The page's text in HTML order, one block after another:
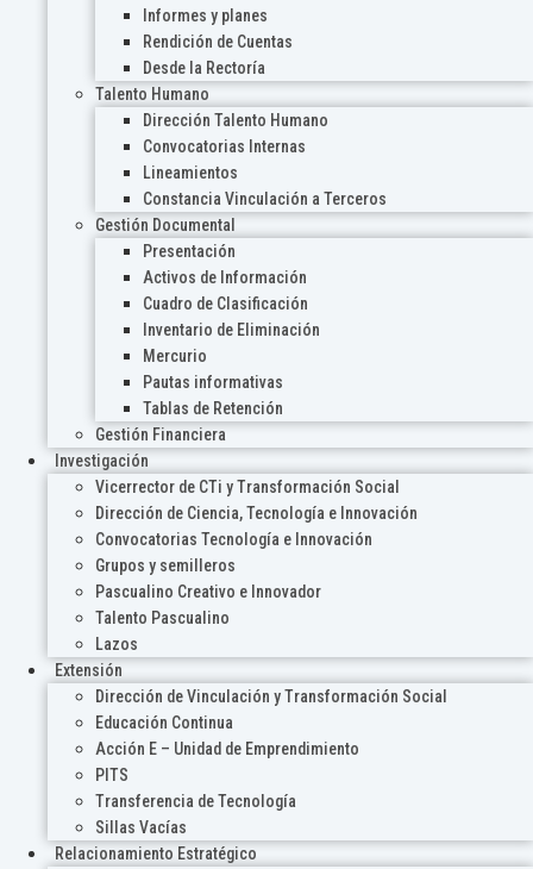
Informes y planes
Rendición de Cuentas
Desde la Rectoría
Talento Humano
Dirección Talento Humano
Convocatorias Internas
Lineamientos
Constancia Vinculación a Terceros
Gestión Documental
Presentación
Activos de Información
Cuadro de Clasificación
Inventario de Eliminación
Mercurio
Pautas informativas
Tablas de Retención
Gestión Financiera
Investigación
Vicerrector de CTi y Transformación Social
Dirección de Ciencia, Tecnología e Innovación
Convocatorias Tecnología e Innovación
Grupos y semilleros
Pascualino Creativo e Innovador
Talento Pascualino
Lazos
Extensión
Dirección de Vinculación y Transformación Social
Educación Continua
Acción E – Unidad de Emprendimiento
PITS
Transferencia de Tecnología
Sillas Vacías
Relacionamiento Estratégico